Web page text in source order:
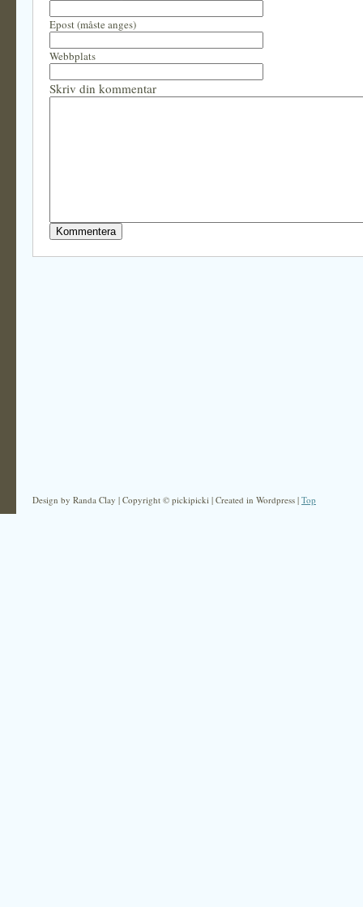
Epost (måste anges)
Webbplats
Skriv din kommentar
Design by Randa Clay | Copyright © pickipicki | Created in Wordpress | Top